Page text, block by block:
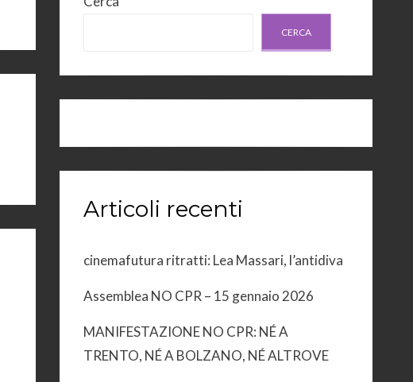
CERCA
Articoli recenti
cinemafutura ritratti: Lea Massari, l’antidiva
Assemblea NO CPR – 15 gennaio 2026
MANIFESTAZIONE NO CPR: NÉ A
TRENTO, NÉ A BOLZANO, NÉ ALTROVE